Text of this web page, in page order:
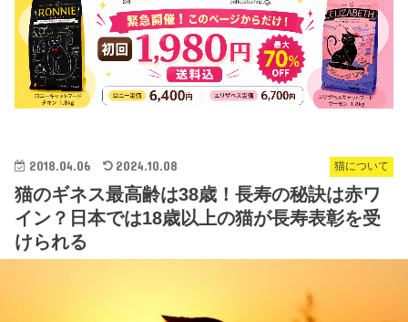
猫について
2018.04.06 2024.10.08
猫のギネス最高齢は38歳！長寿の秘訣は赤ワ
イン？日本では18歳以上の猫が長寿表彰を受
けられる